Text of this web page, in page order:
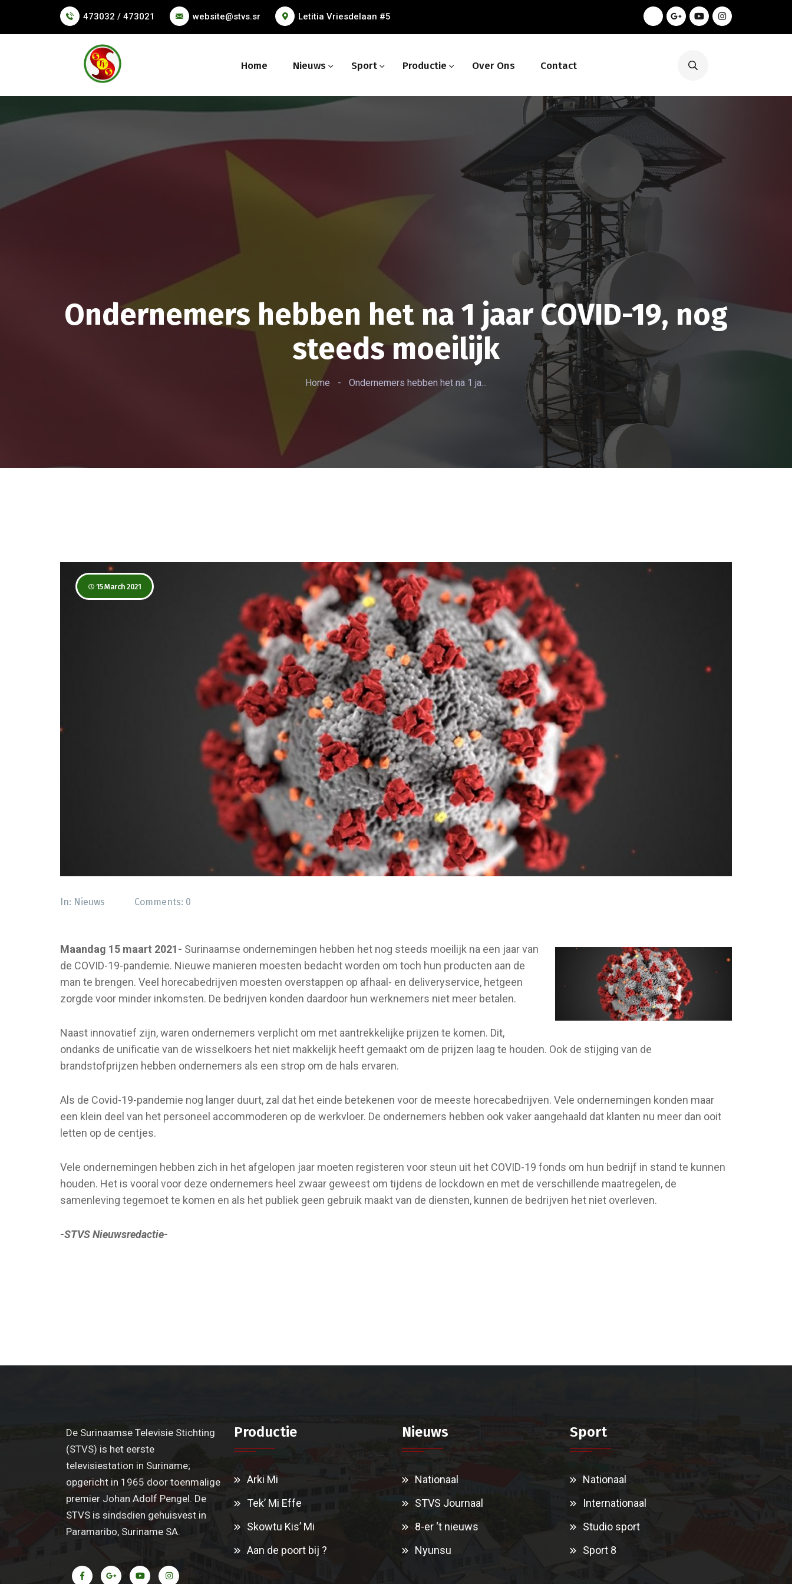
473032 / 473021 website@stvs.sr Letitia Vriesdelaan #5
Home Nieuws Sport Productie Over Ons Contact
Ondernemers hebben het na 1 jaar COVID-19, nog
steeds moeilijk
Home - Ondernemers hebben het na 1 ja...
15 March 2021
In: Nieuws Comments: 0
Maandag 15 maart 2021- Surinaamse ondernemingen hebben het nog steeds moeilijk na een jaar van
de COVID-19-pandemie. Nieuwe manieren moesten bedacht worden om toch hun producten aan de
man te brengen. Veel horecabedrijven moesten overstappen op afhaal- en deliveryservice, hetgeen
zorgde voor minder inkomsten. De bedrijven konden daardoor hun werknemers niet meer betalen.
Naast innovatief zijn, waren ondernemers verplicht om met aantrekkelijke prijzen te komen. Dit,
ondanks de unificatie van de wisselkoers het niet makkelijk heeft gemaakt om de prijzen laag te houden. Ook de stijging van de
brandstofprijzen hebben ondernemers als een strop om de hals ervaren.
Als de Covid-19-pandemie nog langer duurt, zal dat het einde betekenen voor de meeste horecabedrijven. Vele ondernemingen konden maar
een klein deel van het personeel accommoderen op de werkvloer. De ondernemers hebben ook vaker aangehaald dat klanten nu meer dan ooit
letten op de centjes.
Vele ondernemingen hebben zich in het afgelopen jaar moeten registeren voor steun uit het COVID-19 fonds om hun bedrijf in stand te kunnen
houden. Het is vooral voor deze ondernemers heel zwaar geweest om tijdens de lockdown en met de verschillende maatregelen, de
samenleving tegemoet te komen en als het publiek geen gebruik maakt van de diensten, kunnen de bedrijven het niet overleven.
-STVS Nieuwsredactie-
De Surinaamse Televisie Stichting
(STVS) is het eerste
televisiestation in Suriname;
opgericht in 1965 door toenmalige
premier Johan Adolf Pengel. De
STVS is sindsdien gehuisvest in
Paramaribo, Suriname SA.
Productie
Arki Mi
Tek’ Mi Effe
Skowtu Kis’ Mi
Aan de poort bij ?
Nieuws
Nationaal
STVS Journaal
8-er ‘t nieuws
Nyunsu
Sport
Nationaal
Internationaal
Studio sport
Sport 8